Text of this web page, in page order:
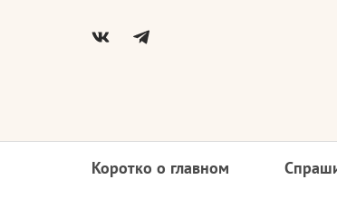
Основная
Коротко о главном